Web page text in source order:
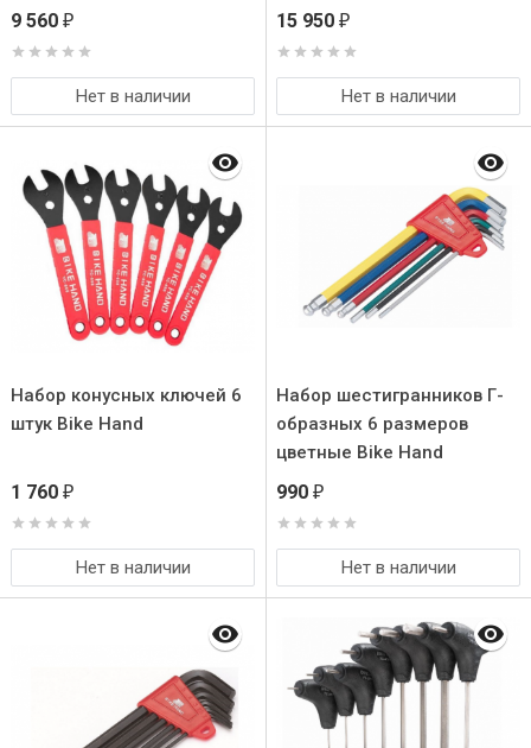
9 560 ₽
Нет в наличии
15 950 ₽
Нет в наличии
Набор конусных ключей 6
штук Bike Hand
1 760 ₽
Нет в наличии
Набор шестигранников Г-
образных 6 размеров
цветные Bike Hand
990 ₽
Нет в наличии